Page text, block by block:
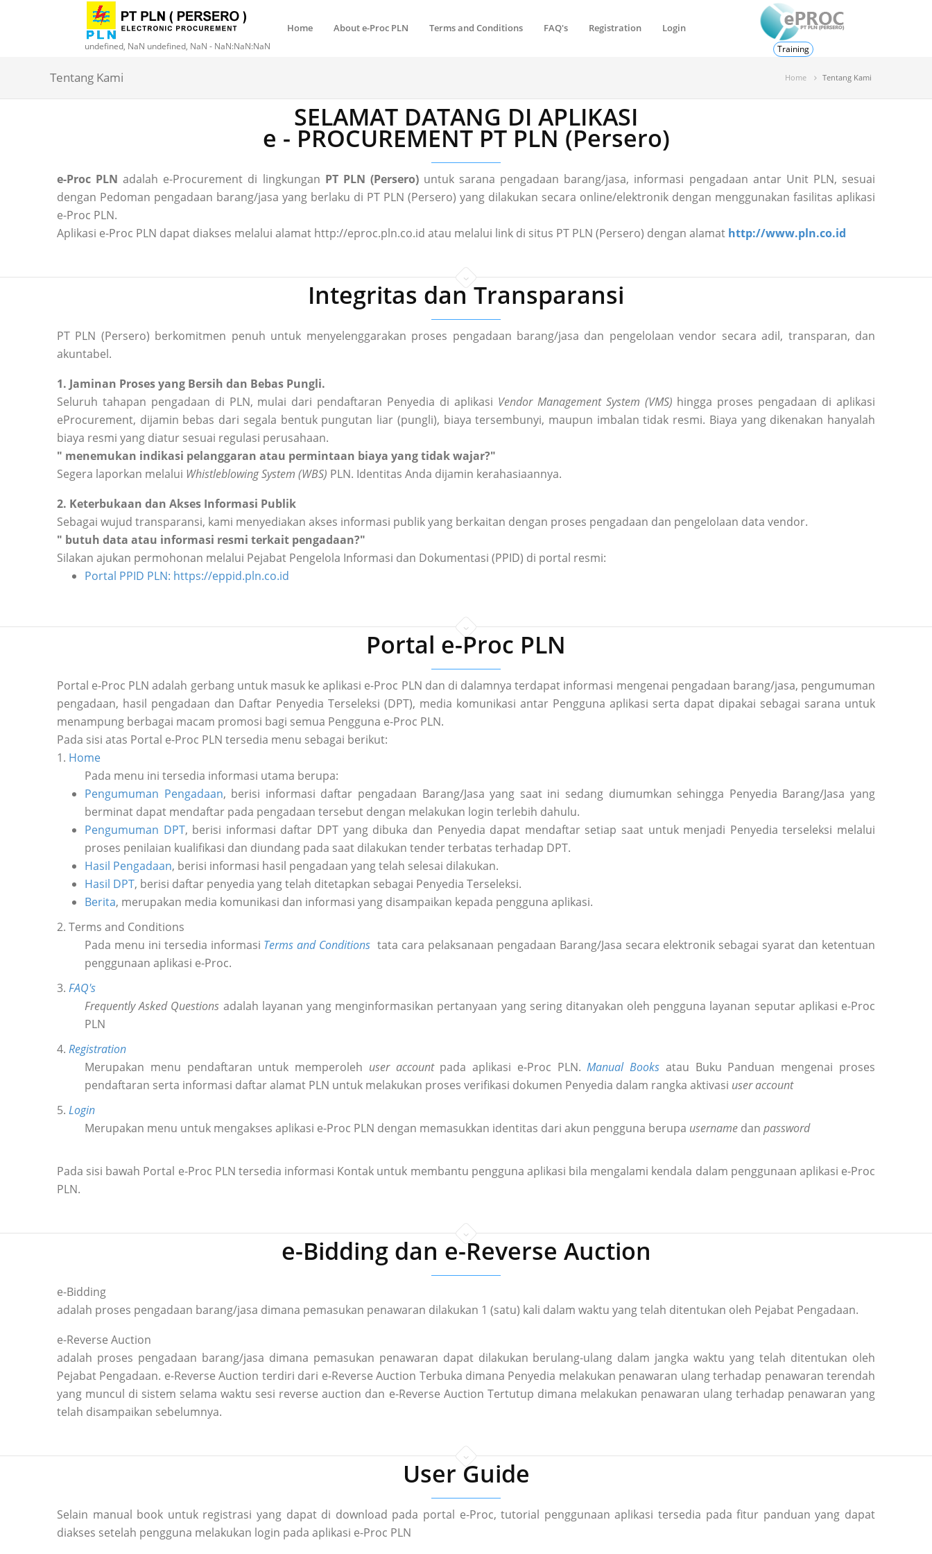
undefined, NaN undefined, NaN - NaN:NaN:NaN Training
Home About e-Proc PLN Terms and Conditions FAQ's Registration Login
Tentang Kami Home Tentang Kami
SELAMAT DATANG DI APLIKASI
e - PROCUREMENT PT PLN (Persero)
e-Proc PLN adalah e-Procurement di lingkungan PT PLN (Persero)untuk sarana pengadaan barang/jasa, informasi pengadaan antar Unit PLN, sesuai
dengan Pedoman pengadaan barang/jasa yang berlaku di PT PLN (Persero) yang dilakukan secara online/elektronik dengan menggunakan fasilitas aplikasi
e-Proc PLN.
Aplikasi e-Proc PLN dapat diakses melalui alamat http://eproc.pln.co.id atau melalui link di situs PT PLN (Persero) dengan alamat http://www.pln.co.id
Integritas dan Transparansi
PT PLN (Persero) berkomitmen penuh untuk menyelenggarakan proses pengadaan barang/jasa dan pengelolaan vendor secara adil, transparan, dan
akuntabel.
1. Jaminan Proses yang Bersih dan Bebas Pungli.
Seluruh tahapan pengadaan di PLN, mulai dari pendaftaran Penyedia di aplikasi Vendor Management System (VMS) hingga proses pengadaan di aplikasi
eProcurement, dijamin bebas dari segala bentuk pungutan liar (pungli), biaya tersembunyi, maupun imbalan tidak resmi. Biaya yang dikenakan hanyalah
biaya resmi yang diatur sesuai regulasi perusahaan.
" menemukan indikasi pelanggaran atau permintaan biaya yang tidak wajar?"
Segera laporkan melalui Whistleblowing System (WBS) PLN. Identitas Anda dijamin kerahasiaannya.
2. Keterbukaan dan Akses Informasi Publik
Sebagai wujud transparansi, kami menyediakan akses informasi publik yang berkaitan dengan proses pengadaan dan pengelolaan data vendor.
" butuh data atau informasi resmi terkait pengadaan?"
Silakan ajukan permohonan melalui Pejabat Pengelola Informasi dan Dokumentasi (PPID) di portal resmi:
Portal PPID PLN: https://eppid.pln.co.id
Portal e-Proc PLN
Portal e-Proc PLN adalah gerbang untuk masuk ke aplikasi e-Proc PLN dan di dalamnya terdapat informasi mengenai pengadaan barang/jasa, pengumuman
pengadaan, hasil pengadaan dan Daftar Penyedia Terseleksi (DPT), media komunikasi antar Pengguna aplikasi serta dapat dipakai sebagai sarana untuk
menampung berbagai macam promosi bagi semua Pengguna e-Proc PLN.
Pada sisi atas Portal e-Proc PLN tersedia menu sebagai berikut:
1. Home
Pada menu ini tersedia informasi utama berupa:
Pengumuman Pengadaan, berisi informasi daftar pengadaan Barang/Jasa yang saat ini sedang diumumkan sehingga Penyedia Barang/Jasa yang
berminat dapat mendaftar pada pengadaan tersebut dengan melakukan login terlebih dahulu.
Pengumuman DPT, berisi informasi daftar DPT yang dibuka dan Penyedia dapat mendaftar setiap saat untuk menjadi Penyedia terseleksi melalui
proses penilaian kualifikasi dan diundang pada saat dilakukan tender terbatas terhadap DPT.
Hasil Pengadaan, berisi informasi hasil pengadaan yang telah selesai dilakukan.
Hasil DPT, berisi daftar penyedia yang telah ditetapkan sebagai Penyedia Terseleksi.
Berita, merupakan media komunikasi dan informasi yang disampaikan kepada pengguna aplikasi.
2. Terms and Conditions
Pada menu ini tersedia informasi Terms and Conditions tata cara pelaksanaan pengadaan Barang/Jasa secara elektronik sebagai syarat dan ketentuan
penggunaan aplikasi e-Proc.
3. FAQ's
Frequently Asked Questions adalah layanan yang menginformasikan pertanyaan yang sering ditanyakan oleh pengguna layanan seputar aplikasi e-Proc
PLN
4. Registration
Merupakan menu pendaftaran untuk memperoleh user accountpada aplikasi e-Proc PLN.Manual Books atau Buku Panduan mengenai proses
pendaftaran serta informasi daftar alamat PLN untuk melakukan proses verifikasi dokumen Penyedia dalam rangka aktivasi user account
5. Login
Merupakan menu untuk mengakses aplikasi e-Proc PLN dengan memasukkan identitas dari akun pengguna berupa username dan password
Pada sisi bawah Portal e-Proc PLN tersedia informasi Kontak untuk membantu pengguna aplikasi bila mengalami kendala dalam penggunaan aplikasi e-Proc
PLN.
e-Bidding dan e-Reverse Auction
e-Bidding
adalah proses pengadaan barang/jasa dimana pemasukan penawaran dilakukan 1 (satu) kali dalam waktu yang telah ditentukan oleh Pejabat Pengadaan.
e-Reverse Auction
adalah proses pengadaan barang/jasa dimana pemasukan penawaran dapat dilakukan berulang-ulang dalam jangka waktu yang telah ditentukan oleh
Pejabat Pengadaan. e-Reverse Auction terdiri dari e-Reverse Auction Terbuka dimana Penyedia melakukan penawaran ulang terhadap penawaran terendah
yang muncul di sistem selama waktu sesi reverse auction dan e-Reverse Auction Tertutup dimana melakukan penawaran ulang terhadap penawaran yang
telah disampaikan sebelumnya.
User Guide
Selain manual book untuk registrasi yang dapat di download pada portal e-Proc, tutorial penggunaan aplikasi tersedia pada fitur panduan yang dapat
diakses setelah pengguna melakukan login pada aplikasi e-Proc PLN